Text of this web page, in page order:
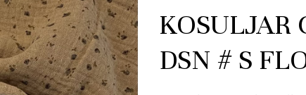
KOSULJAR
DSN # S